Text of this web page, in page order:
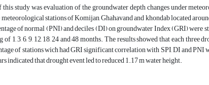
study was evaluation of the groundwater depth changes under
stations of Komijan, Ghahavand and khondab located
of normal (PNI) and deciles (DI) on groundwater Index (GRI) were
of 1, 3, 6, 9, 12, 18, 24 and 48 months. The results showed that each
of stations wich had GRI significant correlation with SPI, DI and PNI
indicated that drought event led to reduced 1.17 m water height.